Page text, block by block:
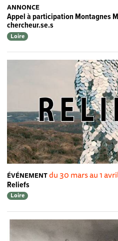
ANNONCE
Appel à participation Montagnes
chercheur.se.s
Loire
ÉVÉNEMENTdu 30 mars au 1
Reliefs
Loire